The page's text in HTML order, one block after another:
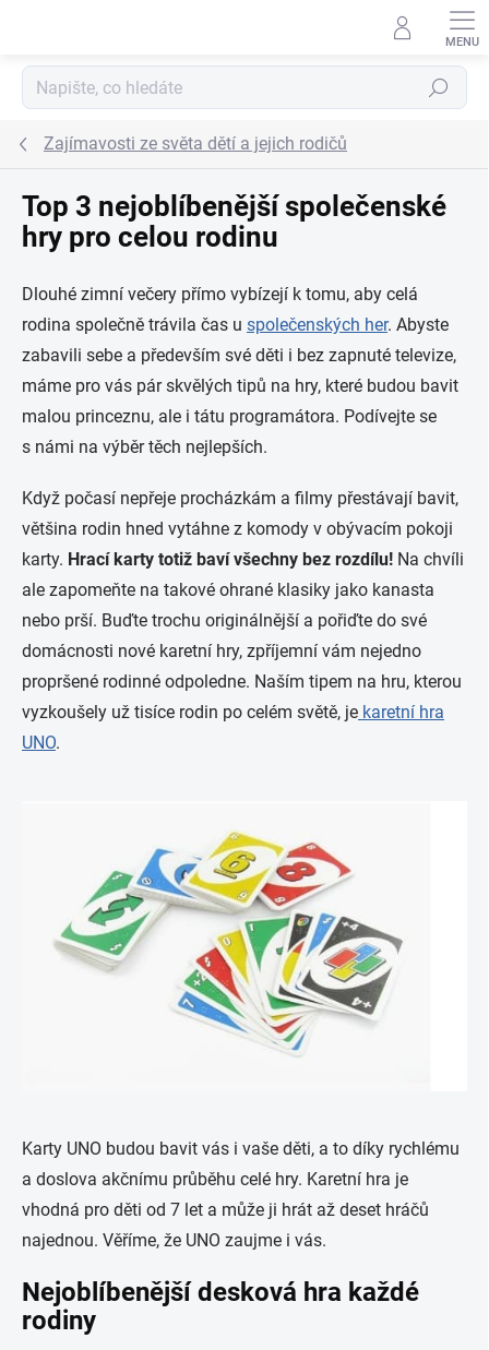
Hledat
Zajímavosti ze světa dětí a jejich rodičů
Top 3 nejoblíbenější společenské
hry pro celou rodinu
Dlouhé zimní večery přímo vybízejí k tomu, aby celá
rodina společně trávila čas u společenských her. Abyste
zabavili sebe a především své děti i bez zapnuté televize,
máme pro vás pár skvělých tipů na hry, které budou bavit
malou princeznu, ale i tátu programátora. Podívejte se
s námi na výběr těch nejlepších.
Když počasí nepřeje procházkám a filmy přestávají bavit,
většina rodin hned vytáhne z komody v obývacím pokoji
karty. Hrací karty totiž baví všechny bez rozdílu! Na chvíli
ale zapomeňte na takové ohrané klasiky jako kanasta
nebo prší. Buďte trochu originálnější a pořiďte do své
domácnosti nové karetní hry, zpříjemní vám nejedno
propršené rodinné odpoledne. Naším tipem na hru, kterou
vyzkoušely už tisíce rodin po celém světě, je karetní hra
UNO.
Karty UNO budou bavit vás i vaše děti, a to díky rychlému
a doslova akčnímu průběhu celé hry. Karetní hra je
vhodná pro děti od 7 let a může ji hrát až deset hráčů
najednou. Věříme, že UNO zaujme i vás.
Nejoblíbenější desková hra každé
rodiny